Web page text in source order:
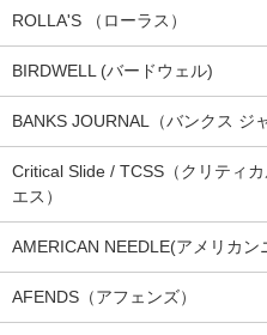
ROLLA'S （ローラス）
BIRDWELL (バードウェル)
BANKS JOURNAL（バンクス ジ
Critical Slide / TCSS（クリティ
エス）
AMERICAN NEEDLE(アメリカン
AFENDS（アフェンズ）